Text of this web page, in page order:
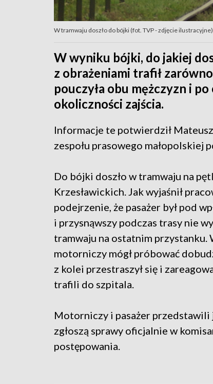
W tramwaju doszło do bójki (fot. TVP - zdjęcie ilustracyjne)
W wyniku bójki, do jakiej
z obrażeniami trafił
pouczyła obu mężczyzn i
okoliczności zajścia.
Informacje te potwierdził
zespołu prasowego małopolskiej
Do bójki doszło w tramwaju na
Krzesławickich. Jak wyjaśnił
podejrzenie, że pasażer był pod
i przysnąwszy podczas trasy nie
tramwaju na ostatnim przystanku.
motorniczy mógł próbować
z kolei przestraszył się i
trafili do szpitala.
Motorniczy i pasażer przedstawili
zgłoszą sprawy oficjalnie w
postępowania.